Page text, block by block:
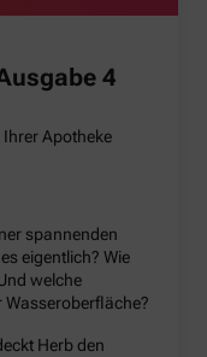
4
Apotheke
spannenden
eigentlich? Wie
welche
Wasseroberfläche?
Herb den